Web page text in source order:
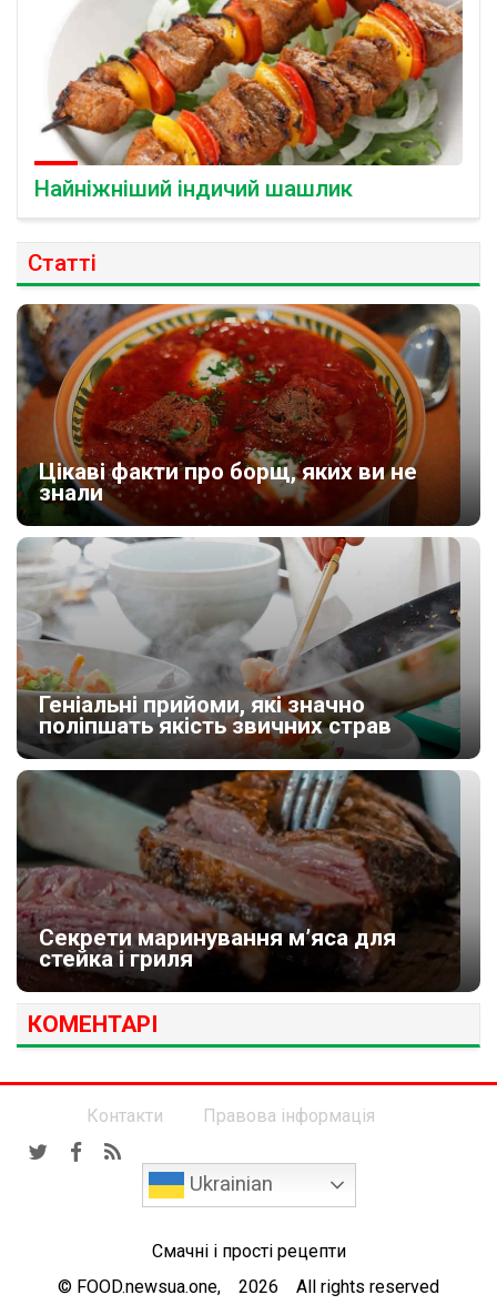
Найніжніший індичий шашлик
Статті
Цікаві факти про борщ, яких ви не
знали
Геніальні прийоми, які значно
поліпшать якість звичних страв
Секрети маринування м’яса для
стейка і гриля
КОМЕНТАРІ
Контакти Правова інформація
Ukrainian
Смачні і прості рецепти
© FOOD.newsua.one, 2026 All rights reserved